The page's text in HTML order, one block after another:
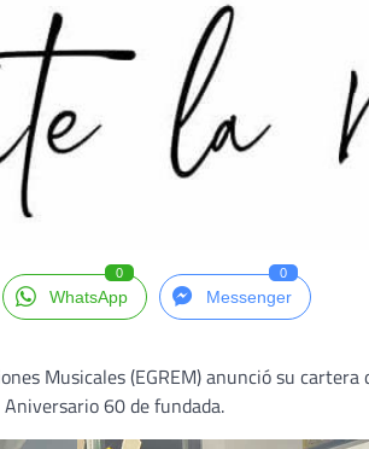
WhatsApp
0
Messenger
0
Musicales (EGREM) anunció su
60 de fundada.